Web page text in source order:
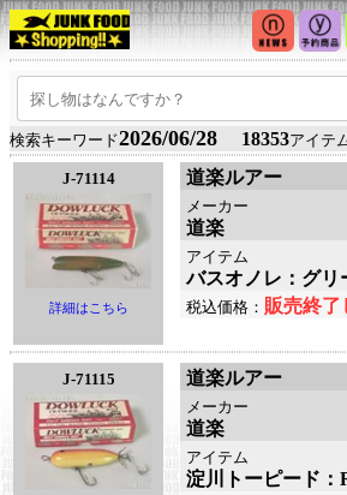
検索キーワード2026/06/28 18353アイテ
J-71114
詳細はこちら
道楽ルアー
メーカー
道楽
アイテム
バスオノレ：グリ
税込価格： 販売終了
J-71115 道楽ルアー
メーカー
道楽
アイテム
淀川トーピード：